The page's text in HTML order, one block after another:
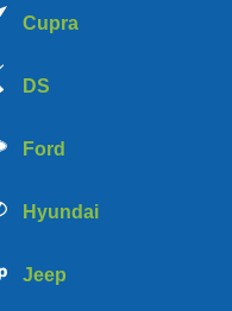
Cupra
DS
Ford
Hyundai
Jeep